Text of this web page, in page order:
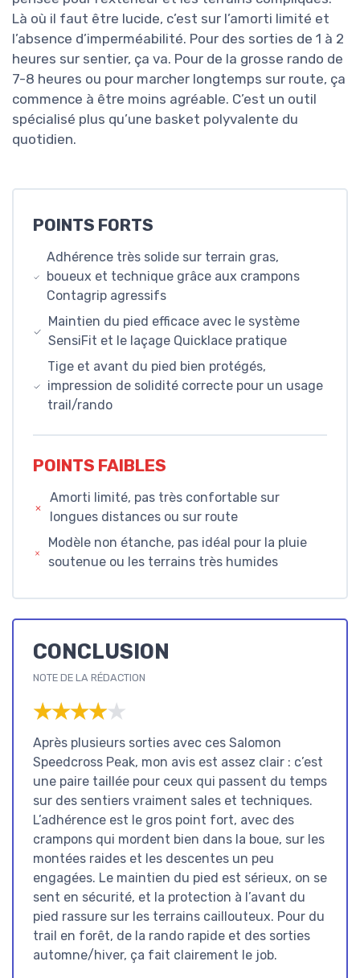
Là où il faut être lucide, c’est sur l’amorti limité et
l’absence d’imperméabilité. Pour des sorties de 1 à 2
heures sur sentier, ça va. Pour de la grosse rando de
7-8 heures ou pour marcher longtemps sur route, ça
commence à être moins agréable. C’est un outil
spécialisé plus qu’une basket polyvalente du
quotidien.
POINTS FORTS
Adhérence très solide sur terrain gras,
boueux et technique grâce aux crampons
Contagrip agressifs
Maintien du pied efficace avec le système
SensiFit et le laçage Quicklace pratique
Tige et avant du pied bien protégés,
impression de solidité correcte pour un usage
trail/rando
POINTS FAIBLES
Amorti limité, pas très confortable sur
longues distances ou sur route
Modèle non étanche, pas idéal pour la pluie
soutenue ou les terrains très humides
CONCLUSION
NOTE DE LA RÉDACTION
★★★★★
★★★★★
Après plusieurs sorties avec ces Salomon
Speedcross Peak, mon avis est assez clair : c’est
une paire taillée pour ceux qui passent du temps
sur des sentiers vraiment sales et techniques.
L’adhérence est le gros point fort, avec des
crampons qui mordent bien dans la boue, sur les
montées raides et les descentes un peu
engagées. Le maintien du pied est sérieux, on se
sent en sécurité, et la protection à l’avant du
pied rassure sur les terrains caillouteux. Pour du
trail en forêt, de la rando rapide et des sorties
automne/hiver, ça fait clairement le job.